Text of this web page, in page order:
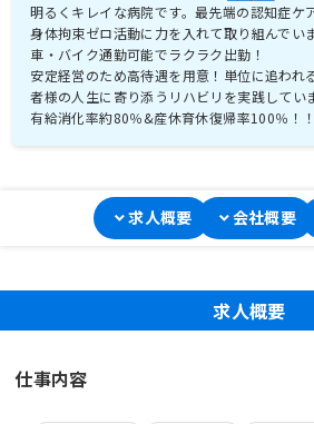
明るくキレイな病院です。最先端の認知症ケ
身体拘束ゼロ活動に力を入れて取り組んでいま
車・バイク通勤可能でラクラク出勤！
安定経営のため高待遇を用意！単位に追われ
者様の人生に寄り添うリハビリを実践してい
求人概要 会社概要
求人概要
仕事内容